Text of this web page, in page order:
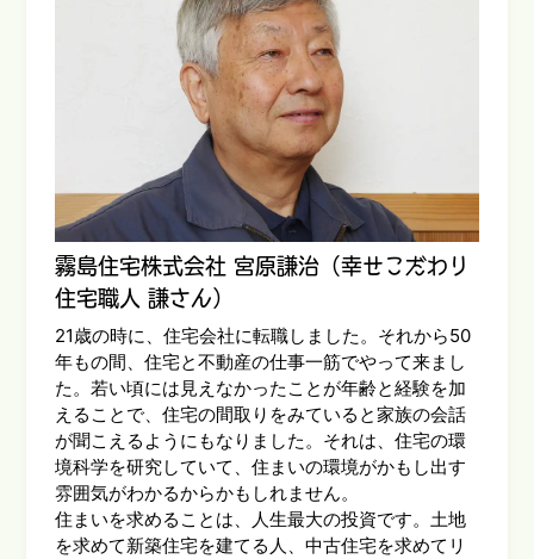
霧島住宅株式会社 宮原謙治（幸せこだわり
住宅職人 謙さん）
21歳の時に、住宅会社に転職しました。それから50
年もの間、住宅と不動産の仕事一筋でやって来まし
た。若い頃には見えなかったことが年齢と経験を加
えることで、住宅の間取りをみていると家族の会話
が聞こえるようにもなりました。それは、住宅の環
境科学を研究していて、住まいの環境がかもし出す
雰囲気がわかるからかもしれません。
住まいを求めることは、人生最大の投資です。土地
を求めて新築住宅を建てる人、中古住宅を求めてリ